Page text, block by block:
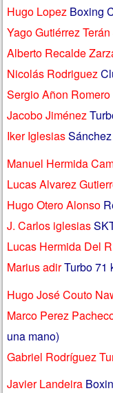
Hugo Lopez Boxing
Yago Gutiérrez
Alberto Recalde
Nicolás Rodriguez
Sergio Añon Romero
Jacobo Jiménez
Iker Iglesias
Manuel Hermida
Lucas Alvarez
Hugo Otero Alonso
J. Carlos iglesias
Lucas Hermida Del
Marius adirTurbo 71
Hugo José Couto
Marco Perez
una mano)
Gabriel Rodríguez
Javier Landeira